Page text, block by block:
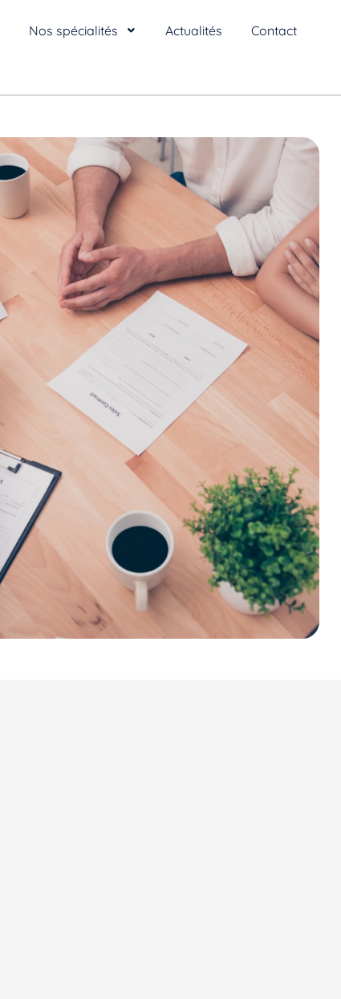
Nos spécialités Actualités Contact